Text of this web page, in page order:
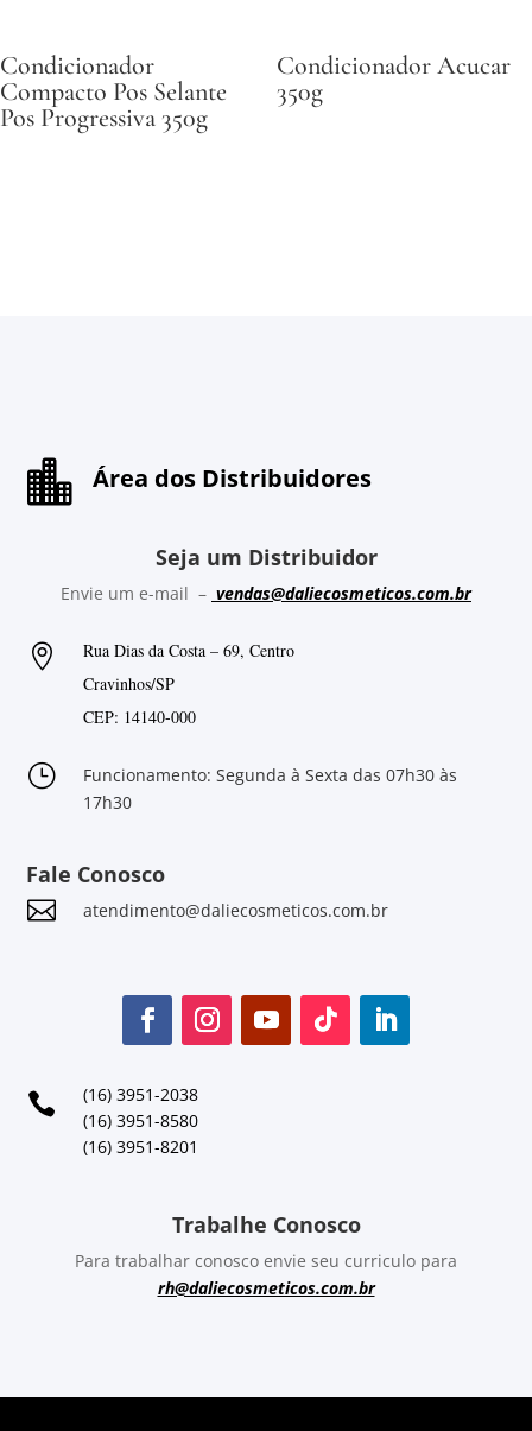
Condicionador
Compacto Pos Selante
Pos Progressiva 350g
Condicionador Acucar
350g
 Área dos Distribuidores
Seja um Distribuidor
Envie um e-mail – vendas@daliecosmeticos.com.br

Rua Dias da Costa – 69, Centro
Cravinhos/SP
CEP: 14140-000
}
Funcionamento: Segunda à Sexta das 07h30 às
17h30
Fale Conosco
 atendimento@daliecosmeticos.com.br

(16) 3951-2038
(16) 3951-8580
(16) 3951-8201
Trabalhe Conosco
Para trabalhar conosco envie seu curriculo para
rh@daliecosmeticos.com.br